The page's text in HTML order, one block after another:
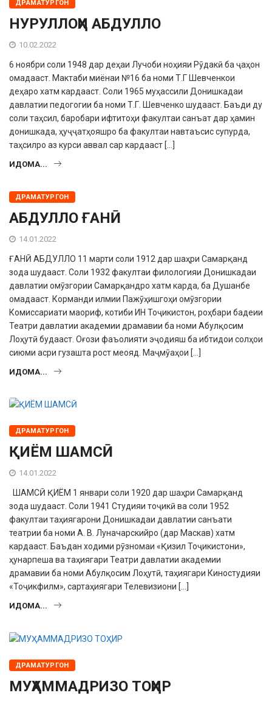
ДРАМАТУРГОН
НУРУЛЛОҲИ АБДУЛЛО
10.02.2022
6 ноябри соли 1948 дар деҳаи Лучоби ноҳияи Рӯдакӣ ба ҷаҳон
омадааст. Мактаби миёнаи №16 ба номи Т.Г Шевченкои
деҳаро хатм кардааст. Соли 1965 муҳассили Донишкадаи
давлатии педогогии ба номи Т.Г. Шевченко шудааст. Баъди ду
соли таҳсил, баробари ифтитоҳи факултаи санъат дар ҳамин
донишкада, ҳуҷҷатҳояшро ба факултаи навтаъсис супурда,
таҳсилро аз курси аввал сар кардааст […]
ИДОМА...
ДРАМАТУРГОН
АБДУЛЛО ҒАНӢ
14.01.2022
ҒАНӢ АБДУЛЛО 11 марти соли 1912 дар шаҳри Самарқанд
зода шудааст. Соли 1932 факултаи филологияи Донишкадаи
давлатии омӯзгории Самарқандро хатм карда, ба Душанбе
омадааст. Корманди илмии Пажӯҳишгоҳи омӯзгории
Комиссариати маориф, котиби ИН Тоҷикистон, роҳбари бадеии
Театри давлатии академии драмавии ба номи Абулқосим
Лоҳутӣ будааст. Оғози фаъолияти эҷодияш ба ибтидои солҳои
сиюми асри гузашта рост меояд. Маҷмӯаҳои […]
ИДОМА...
ДРАМАТУРГОН
ҚИЁМ ШАМСӢ
14.01.2022
ШАМСӢ ҚИЁМ 1 январи соли 1920 дар шаҳри Самарқанд
зода шудааст. Соли 1941 Студияи тоҷикӣ ва соли 1952
факултаи таҳиягарони Донишкадаи давлатии санъати
театрии ба номи А. В. Луначарскийро (дар Маскав) хатм
кардааст. Баъдан ходими рӯзномаи «Қизил Тоҷикистони»,
ҳунарпеша ва таҳиягари Театри давлатии академии
драмавии ба номи Абулқосим Лоҳутӣ, таҳиягари Киностудияи
«Тоҷикфилм», сартаҳиягари Телевизиони […]
ИДОМА...
ДРАМАТУРГОН
МУҲАММАДРИЗО ТОҲИР